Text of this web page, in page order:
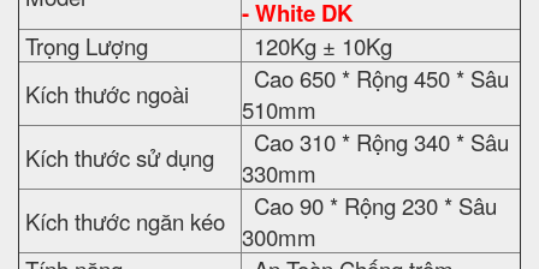
- White DK
Trọng Lượng
120Kg ± 10Kg
Kích thước ngoài
Cao 650 * Rộng 450 * Sâu
510mm
Kích thước sử dụng
Cao 310 * Rộng 340 * Sâu
330mm
Kích thước ngăn kéo
Cao 90 * Rộng 230 * Sâu
300mm